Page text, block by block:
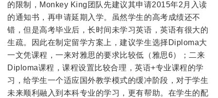
的限制，Monkey King团队先建议其申请2015年2月入读
的通知书，再申请延期入学。虽然学生的高考成绩还不
错，但是高考毕业后，长时间未学习英语，英语有很大的
生疏。因此在制定留学方案上，建议学生选择Diploma大
一文凭课程，一来对雅思的要求比较低（雅思6）；二来
Diploma课程，课程设置比较合理，英语+专业课程的学
习，给学生一个适应国外教学模式的缓冲阶段，对于学生
未来顺利融入到本科专业的学习，更有帮助。在学生的配